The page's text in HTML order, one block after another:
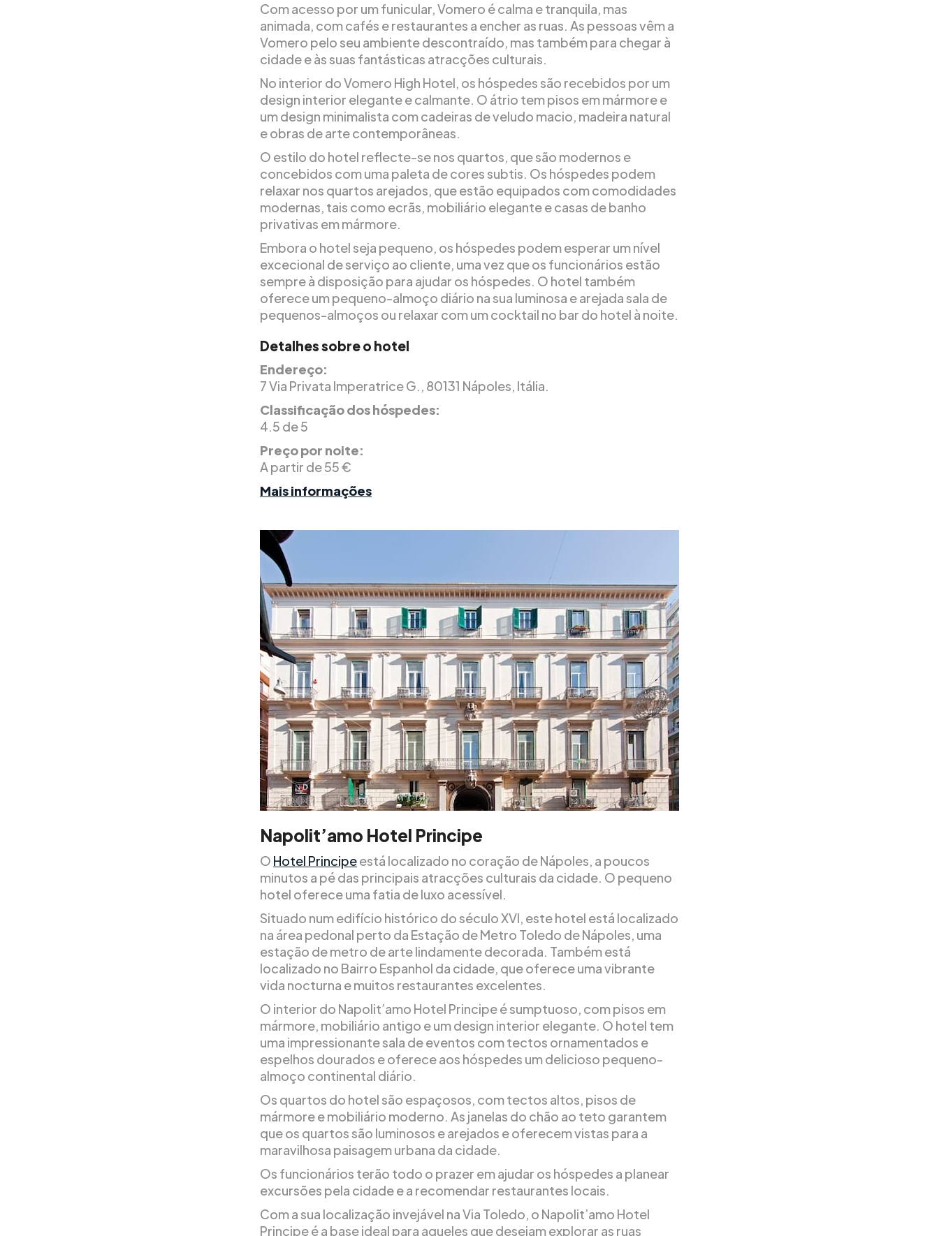
Com acesso por um funicular, Vomero é calma e tranquila, mas
animada, com cafés e restaurantes a encher as ruas. As pessoas vêm a
Vomero pelo seu ambiente descontraído, mas também para chegar à
cidade e às suas fantásticas atracções culturais.
No interior do Vomero High Hotel, os hóspedes são recebidos por um
design interior elegante e calmante. O átrio tem pisos em mármore e
um design minimalista com cadeiras de veludo macio, madeira natural
e obras de arte contemporâneas.
O estilo do hotel reflecte-se nos quartos, que são modernos e
concebidos com uma paleta de cores subtis. Os hóspedes podem
relaxar nos quartos arejados, que estão equipados com comodidades
modernas, tais como ecrãs, mobiliário elegante e casas de banho
privativas em mármore.
Embora o hotel seja pequeno, os hóspedes podem esperar um nível
excecional de serviço ao cliente, uma vez que os funcionários estão
sempre à disposição para ajudar os hóspedes. O hotel também
oferece um pequeno-almoço diário na sua luminosa e arejada sala de
pequenos-almoços ou relaxar com um cocktail no bar do hotel à noite.
Detalhes sobre o hotel
Endereço:
7 Via Privata Imperatrice G., 80131 Nápoles, Itália.
Classificação dos hóspedes:
4.5 de 5
Preço por noite:
A partir de 55 €
Mais informações
Napolit’amo Hotel Principe
O Hotel Principeestá localizado no coração de Nápoles, a poucos
minutos a pé das principais atracções culturais da cidade. O pequeno
hotel oferece uma fatia de luxo acessível.
Situado num edifício histórico do século XVI, este hotel está localizado
na área pedonal perto da Estação de Metro Toledo de Nápoles, uma
estação de metro de arte lindamente decorada. Também está
localizado no Bairro Espanhol da cidade, que oferece uma vibrante
vida nocturna e muitos restaurantes excelentes.
O interior do Napolit’amo Hotel Principe é sumptuoso, com pisos em
mármore, mobiliário antigo e um design interior elegante. O hotel tem
uma impressionante sala de eventos com tectos ornamentados e
espelhos dourados e oferece aos hóspedes um delicioso pequeno-
almoço continental diário.
Os quartos do hotel são espaçosos, com tectos altos, pisos de
mármore e mobiliário moderno. As janelas do chão ao teto garantem
que os quartos são luminosos e arejados e oferecem vistas para a
maravilhosa paisagem urbana da cidade.
Os funcionários terão todo o prazer em ajudar os hóspedes a planear
excursões pela cidade e a recomendar restaurantes locais.
Com a sua localização invejável na Via Toledo, o Napolit’amo Hotel
Principe é a base ideal para aqueles que desejam explorar as ruas